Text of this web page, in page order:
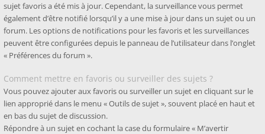
sujet favoris a été mis à jour. Cependant, la surveillance vous permet
également d’être notifié lorsqu’il y a une mise à jour dans un sujet ou un
forum. Les options de notifications pour les favoris et les surveillances
peuvent être configurées depuis le panneau de l’utilisateur dans l’onglet
« Préférences du forum ».
Comment mettre en favoris ou surveiller des sujets ?
Vous pouvez ajouter aux favoris ou surveiller un sujet en cliquant sur le
lien approprié dans le menu « Outils de sujet », souvent placé en haut et
en bas du sujet de discussion.
Répondre à un sujet en cochant la case du formulaire « M’avertir